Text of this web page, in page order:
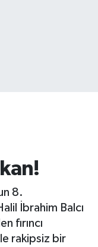
8.
İbrahim Balcı
fırıncı
rakipsiz bir